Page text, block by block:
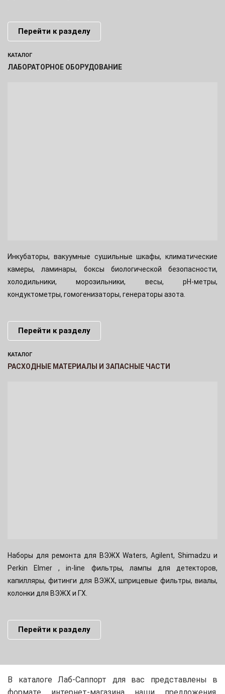
Перейти к разделу
КАТАЛОГ
ЛАБОРАТОРНОЕ ОБОРУДОВАНИЕ
Инкубаторы, вакуумные сушильные шкафы, климатические
камеры, ламинары, боксы биологической безопасности,
холодильники, морозильники, весы, pH-метры,
кондуктометры, гомогенизаторы, генераторы азота.
Перейти к разделу
КАТАЛОГ
РАСХОДНЫЕ МАТЕРИАЛЫ И ЗАПАСНЫЕ ЧАСТИ
Наборы для ремонта для ВЭЖХ Waters, Agilent, Shimadzu и
Perkin Elmer , in-line фильтры, лампы для детекторов,
капилляры, фитинги для ВЭЖХ, шприцевые фильтры, виалы,
колонки для ВЭЖХ и ГХ.
Перейти к разделу
В каталоге Лаб-Саппорт для вас представлены в